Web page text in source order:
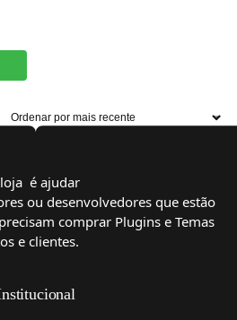
é ajudar
ou desenvolvedores que estão
comprar Plugins e Temas
e clientes.